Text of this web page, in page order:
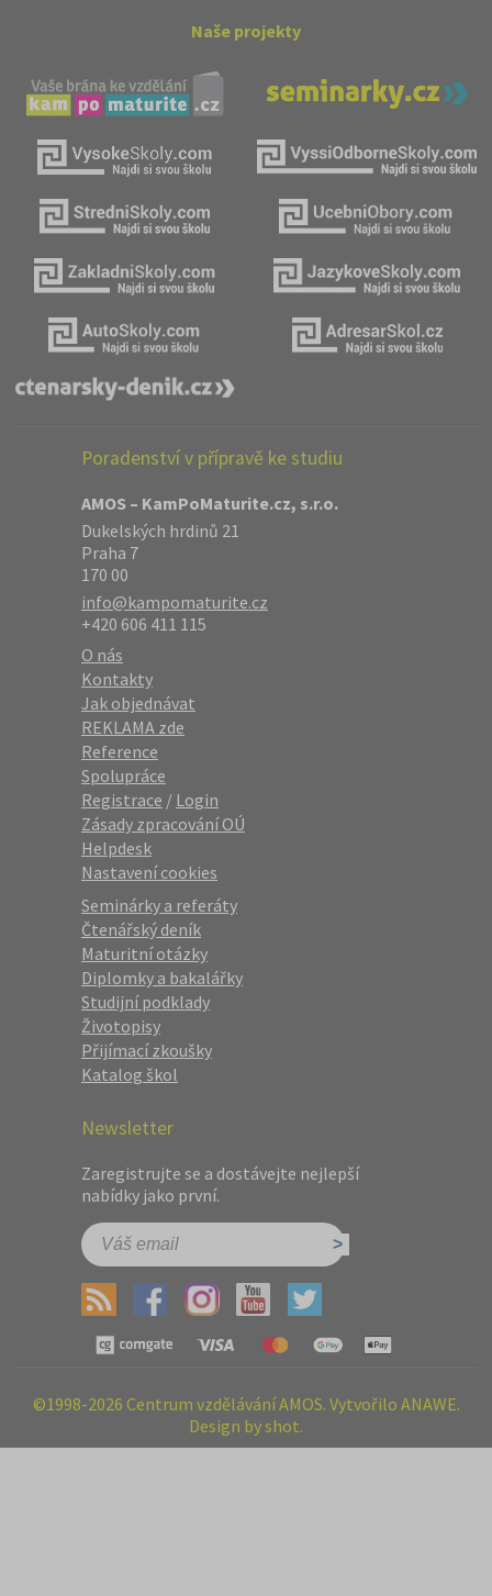
Naše projekty
Poradenství v přípravě ke studiu
AMOS – KamPoMaturite.cz, s.r.o.
Dukelských hrdinů 21
Praha 7
170 00
info@kampomaturite.cz
+420 606 411 115
O nás
Kontakty
Jak objednávat
REKLAMA zde
Reference
Spolupráce
Registrace / Login
Zásady zpracování OÚ
Helpdesk
Nastavení cookies
Seminárky a referáty
Čtenářský deník
Maturitní otázky
Diplomky a bakalářky
Studijní podklady
Životopisy
Přijímací zkoušky
Katalog škol
Newsletter
Zaregistrujte se a dostávejte nejlepší
nabídky jako první.
©1998-2026 Centrum vzdělávání AMOS. Vytvořilo ANAWE.
Design by shot.